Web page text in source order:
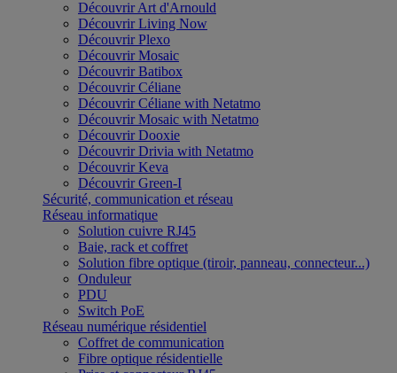
Découvrir Art d'Arnould
Découvrir Living Now
Découvrir Plexo
Découvrir Mosaic
Découvrir Batibox
Découvrir Céliane
Découvrir Céliane with Netatmo
Découvrir Mosaic with Netatmo
Découvrir Dooxie
Découvrir Drivia with Netatmo
Découvrir Keva
Découvrir Green-I
Sécurité, communication et réseau
Réseau informatique
Solution cuivre RJ45
Baie, rack et coffret
Solution fibre optique (tiroir, panneau, connecteur...)
Onduleur
PDU
Switch PoE
Réseau numérique résidentiel
Coffret de communication
Fibre optique résidentielle